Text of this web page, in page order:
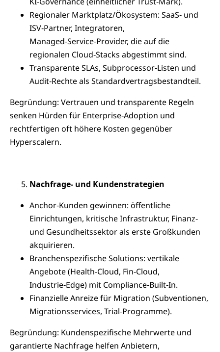
Regionaler Marktplatz/Ökosystem: SaaS‑ und
ISV‑Partner, Integratoren,
Managed‑Service‑Provider, die auf die
regionalen Cloud‑Stacks abgestimmt sind.
Transparente SLAs, Subprocessor‑Listen und
Audit‑Rechte als Standardvertragsbestandteil.
Begründung: Vertrauen und transparente Regeln
senken Hürden für Enterprise‑Adoption und
rechtfertigen oft höhere Kosten gegenüber
Hyperscalern.
Nachfrage‑ und Kundenstrategien
Anchor‑Kunden gewinnen: öffentliche
Einrichtungen, kritische Infrastruktur, Finanz‑
und Gesundheitssektor als erste Großkunden
akquirieren.
Branchenspezifische Solutions: vertikale
Angebote (Health‑Cloud, Fin‑Cloud,
Industrie‑Edge) mit Compliance‑Built‑In.
Finanzielle Anreize für Migration (Subventionen,
Migrationsservices, Trial‑Programme).
Begründung: Kundenspezifische Mehrwerte und
garantierte Nachfrage helfen Anbietern,